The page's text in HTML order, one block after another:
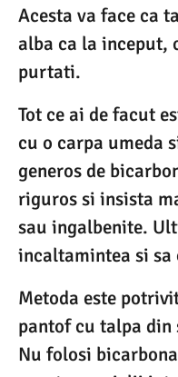
Acesta va face ca
alba ca la inceput,
purtati.
Tot ce ai de facut
cu o carpa umeda
generos de
riguros si insista
sau ingalbenite.
incaltamintea si sa
Metoda este
pantof cu talpa din
Nu folosi